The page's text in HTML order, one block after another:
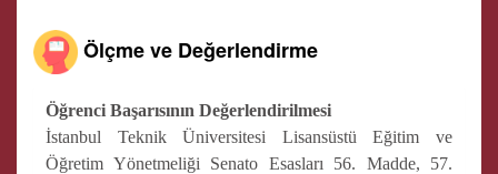
Ölçme ve Değerlendirme
Öğrenci Başarısının Değerlendirilmesi
İstanbul Teknik Üniversitesi Lisansüstü Eğitim ve
Öğretim Yönetmeliği Senato Esasları 56. Madde, 57.